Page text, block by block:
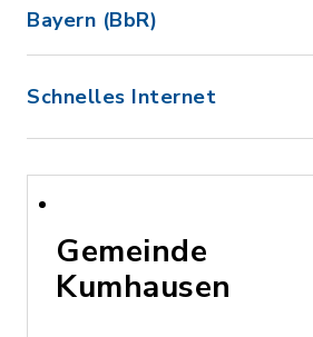
Bayern (BbR)
Schnelles Internet
Gemeinde
Kumhausen